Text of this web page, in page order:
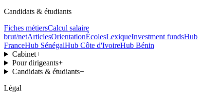
Candidats & étudiants
Fiches métiersCalcul salaire
brut/netArticlesOrientationÉcolesLexiqueInvestment fundsHub
FranceHub SénégalHub Côte d'IvoireHub Bénin
Cabinet+
Pour dirigeants+
Candidats & étudiants+
Légal